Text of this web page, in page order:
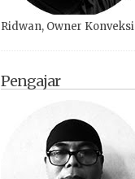
Ridwan, Owner Konveksi
Pengajar